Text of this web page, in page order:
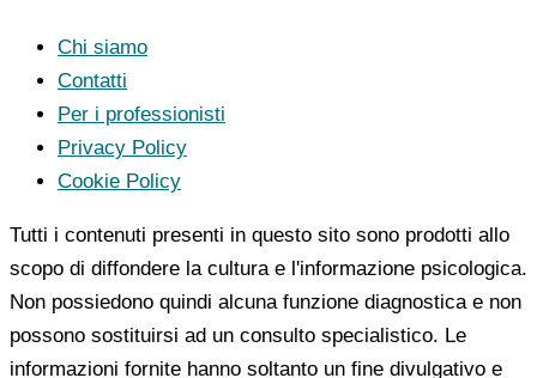
Chi siamo
Contatti
Per i professionisti
Privacy Policy
Cookie Policy
Tutti i contenuti presenti in questo sito sono prodotti allo
scopo di diffondere la cultura e l'informazione psicologica.
Non possiedono quindi alcuna funzione diagnostica e non
possono sostituirsi ad un consulto specialistico. Le
informazioni fornite hanno soltanto un fine divulgativo e